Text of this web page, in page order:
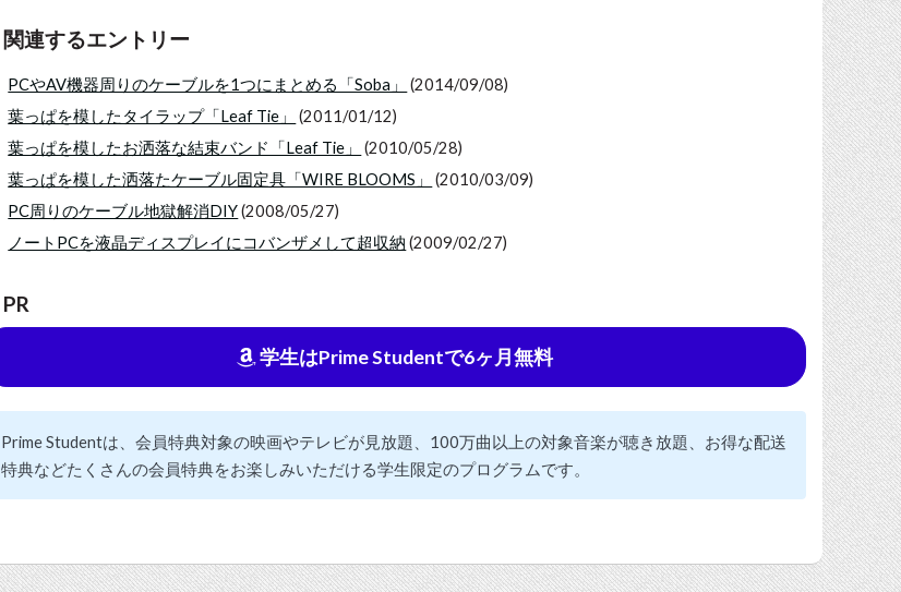
関連するエントリー
PCやAV機器周りのケーブルを1つにまとめる「Soba」
(2014/09/08)
葉っぱを模したタイラップ「Leaf Tie」
(2011/01/12)
葉っぱを模したお洒落な結束バンド「Leaf Tie」
(2010/05/28)
葉っぱを模した洒落たケーブル固定具「WIRE BLOOMS」
(2010/03/09)
PC周りのケーブル地獄解消DIY(2008/05/27)
ノートPCを液晶ディスプレイにコバンザメして超収納 (2009/02/27)
PR
学生はPrime Studentで6ヶ月無料
Prime Studentは、会員特典対象の映画やテレビが見放題、100万曲以上の対象音楽が聴き放題、お得な配送
特典などたくさんの会員特典をお楽しみいただける学生限定のプログラムです。